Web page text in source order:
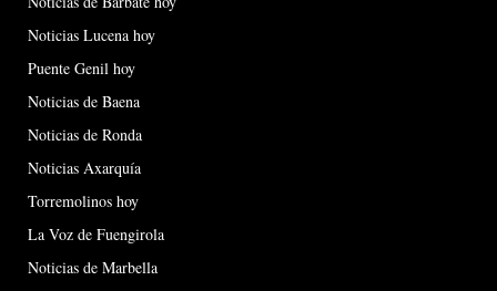
Noticias Lucena hoy
Puente Genil hoy
Noticias de Baena
Noticias de Ronda
Noticias Axarquía
Torremolinos hoy
La Voz de Fuengirola
Noticias de Marbella